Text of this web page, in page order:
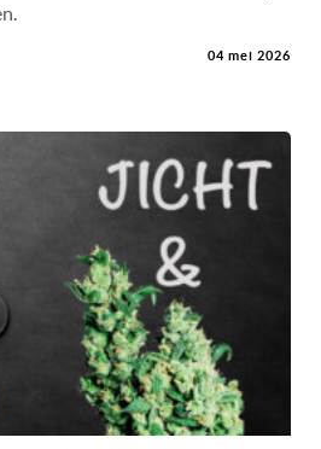
04 mei 2026